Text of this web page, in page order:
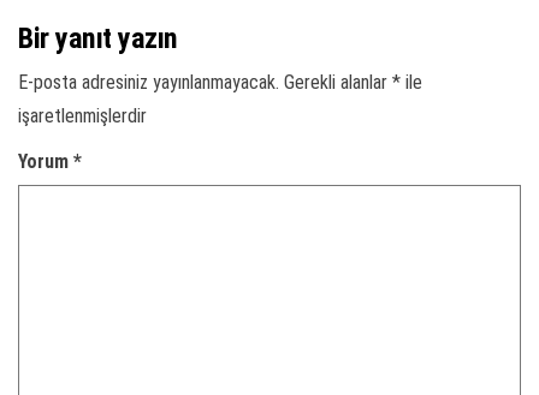
Bir yanıt yazın
E-posta adresiniz yayınlanmayacak. Gerekli alanlar * ile
işaretlenmişlerdir
Yorum *